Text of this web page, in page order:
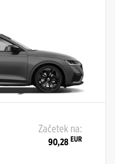
Začetek na:
90,28 EUR